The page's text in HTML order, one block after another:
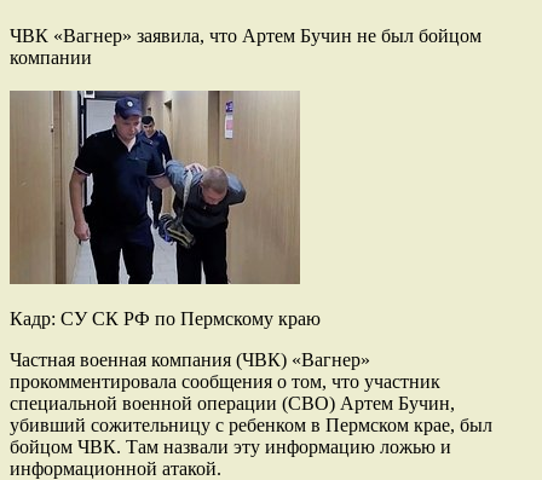
ЧВК «Вагнер» заявила, что Артем Бучин не был бойцом
компании
Кадр: СУ СК РФ по Пермскому краю
Частная военная компания (ЧВК) «Вагнер»
прокомментировала сообщения о том, что участник
специальной военной операции (СВО) Артем Бучин,
убивший сожительницу с ребенком в Пермском крае, был
бойцом ЧВК. Там назвали эту информацию ложью и
информационной атакой.